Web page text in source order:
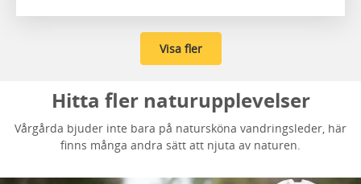
Visa fler
Hitta fler naturupplevelser
Vårgårda bjuder inte bara på natursköna vandringsleder, här
finns många andra sätt att njuta av naturen.